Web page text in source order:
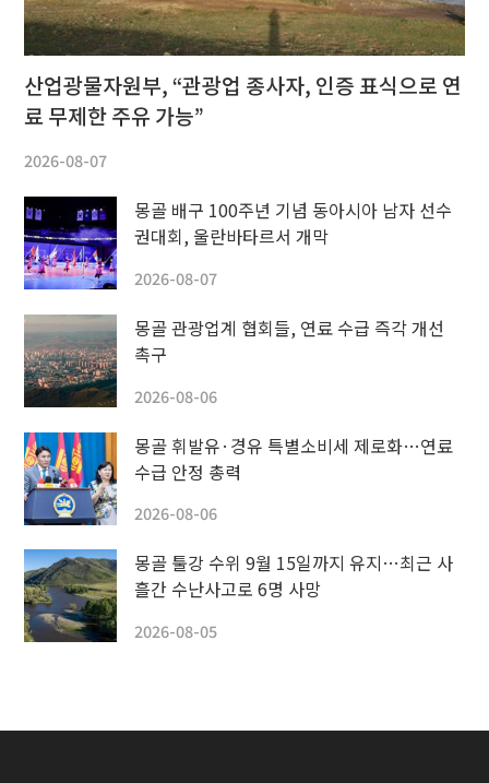
산업광물자원부, “관광업 종사자, 인증 표식으로 연
료 무제한 주유 가능”
2026-08-07
몽골 배구 100주년 기념 동아시아 남자 선수
권대회, 울란바타르서 개막
2026-08-07
몽골 관광업계 협회들, 연료 수급 즉각 개선
촉구
2026-08-06
몽골 휘발유·경유 특별소비세 제로화…연료
수급 안정 총력
2026-08-06
몽골 툴강 수위 9월 15일까지 유지…최근 사
흘간 수난사고로 6명 사망
2026-08-05